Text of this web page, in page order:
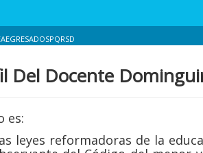
EGRESADOSPQRSD
Del Docente
es:
leyes reformadoras de la